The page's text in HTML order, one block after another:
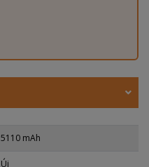
5110 mAh
Új